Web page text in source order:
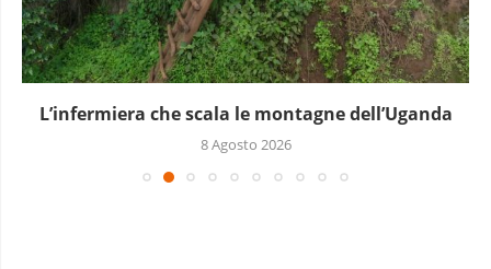
L’infermiera che scala le montagne dell’Uganda
8 Agosto 2026